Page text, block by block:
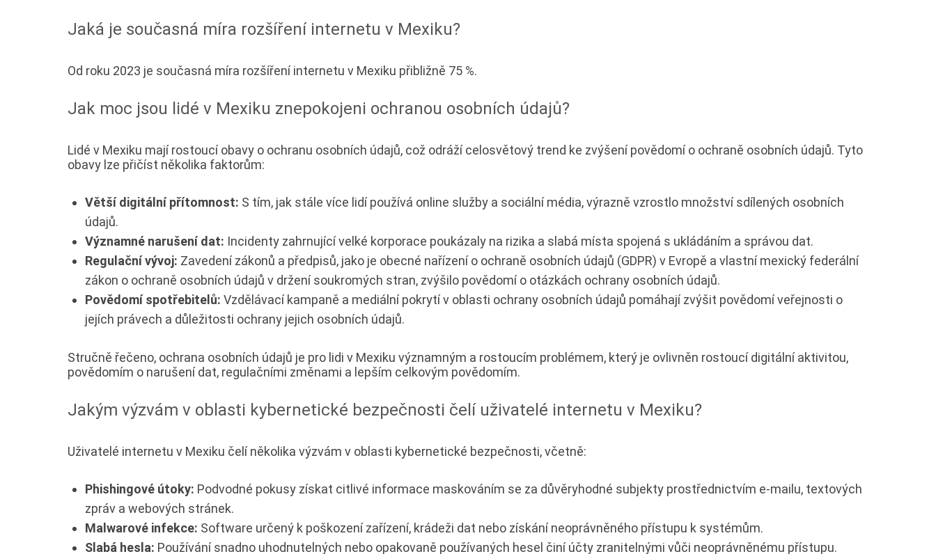
Jaká je současná míra rozšíření internetu v Mexiku?
Od roku 2023 je současná míra rozšíření internetu v Mexiku přibližně 75 %.
Jak moc jsou lidé v Mexiku znepokojeni ochranou osobních údajů?
Lidé v Mexiku mají rostoucí obavy o ochranu osobních údajů, což odráží celosvětový trend ke zvýšení povědomí o ochraně osobních údajů. Tyto
obavy lze přičíst několika faktorům:
Větší digitální přítomnost: S tím, jak stále více lidí používá online služby a sociální média, výrazně vzrostlo množství sdílených osobních
údajů.
Významné narušení dat: Incidenty zahrnující velké korporace poukázaly na rizika a slabá místa spojená s ukládáním a správou dat.
Regulační vývoj: Zavedení zákonů a předpisů, jako je obecné nařízení o ochraně osobních údajů (GDPR) v Evropě a vlastní mexický federální
zákon o ochraně osobních údajů v držení soukromých stran, zvýšilo povědomí o otázkách ochrany osobních údajů.
Povědomí spotřebitelů: Vzdělávací kampaně a mediální pokrytí v oblasti ochrany osobních údajů pomáhají zvýšit povědomí veřejnosti o
jejích právech a důležitosti ochrany jejich osobních údajů.
Stručně řečeno, ochrana osobních údajů je pro lidi v Mexiku významným a rostoucím problémem, který je ovlivněn rostoucí digitální aktivitou,
povědomím o narušení dat, regulačními změnami a lepším celkovým povědomím.
Jakým výzvám v oblasti kybernetické bezpečnosti čelí uživatelé internetu v Mexiku?
Uživatelé internetu v Mexiku čelí několika výzvám v oblasti kybernetické bezpečnosti, včetně:
Phishingové útoky: Podvodné pokusy získat citlivé informace maskováním se za důvěryhodné subjekty prostřednictvím e-mailu, textových
zpráv a webových stránek.
Malwarové infekce: Software určený k poškození zařízení, krádeži dat nebo získání neoprávněného přístupu k systémům.
Slabá hesla: Používání snadno uhodnutelných nebo opakovaně používaných hesel činí účty zranitelnými vůči neoprávněnému přístupu.